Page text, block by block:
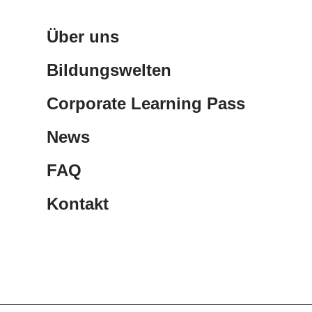
Über uns
Bildungswelten
Corporate Learning Pass
News
FAQ
Kontakt